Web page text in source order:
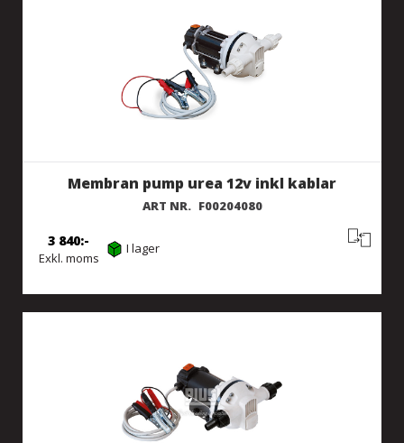
Membran pump urea 12v inkl kablar
ART NR. F00204080
Exkl. moms
3 840 I lager